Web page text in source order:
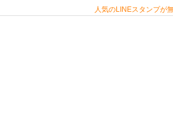
人気のLINEスタンプが